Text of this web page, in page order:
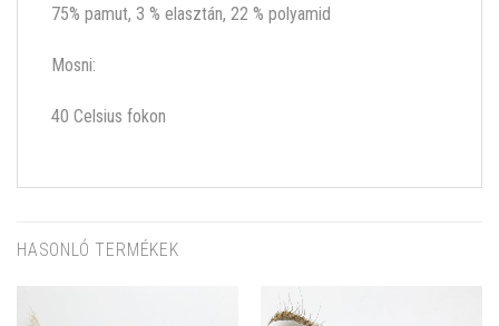
75% pamut, 3 % elasztán, 22 % polyamid
Mosni:
40 Celsius fokon
HASONLÓ TERMÉKEK